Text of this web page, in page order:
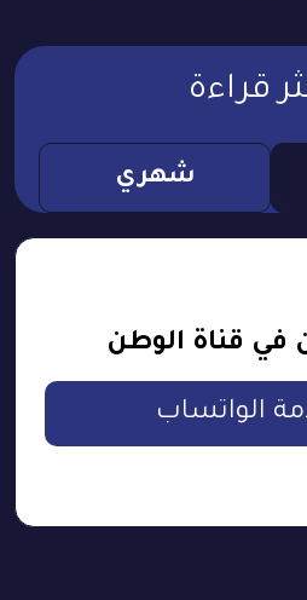
قراءة
شهري
في قناة الوطن
الواتساب